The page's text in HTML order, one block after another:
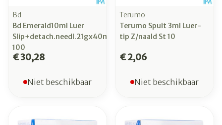
Bd
Bd Emerald10ml Luer
Slip+detach.needl.21gx40mm
100
€ 30,28
Niet beschikbaar
Terumo
Terumo Spuit 3ml Luer-
tip Z/naald St 10
€ 2,06
Niet beschikbaar